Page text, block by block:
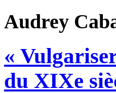
Audrey
«
du XIXe